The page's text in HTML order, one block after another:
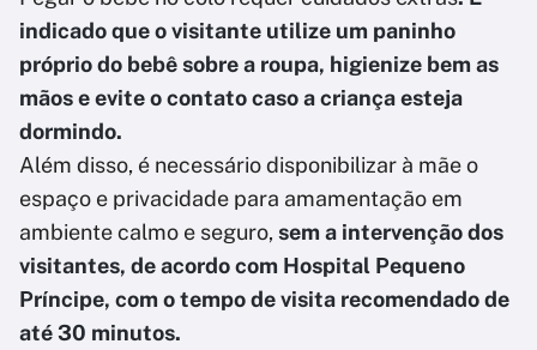
indicado que o visitante utilize um paninho
próprio do bebê sobre a roupa, higienize bem as
mãos e evite o contato caso a criança esteja
dormindo.
Além disso, é necessário disponibilizar à mãe o
espaço e privacidade para amamentação em
ambiente calmo e seguro, sem a intervenção dos
visitantes, de acordo com Hospital Pequeno
Príncipe, com o tempo de visita recomendado de
até 30 minutos.